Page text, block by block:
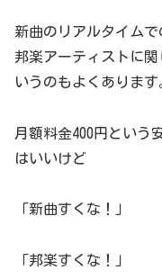
新曲のリアルタイムで
邦楽アーティストに
いうのもよくあります
月額料金400円という
はいいけど
「新曲すくな！」
「邦楽すくな！」